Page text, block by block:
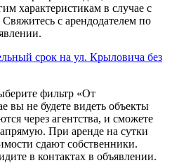
характеристикам в случае с
с арендодателем по
срок на ул. Крыловича без
фильтр «От
вы не будете видеть объекты
через агентства, и сможете
При аренде на сутки
сдают собственники.
в контактах в объявлении.